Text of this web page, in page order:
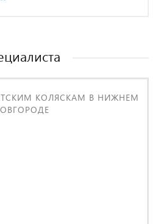
КОЛЯСКАМ В НИЖНЕМ